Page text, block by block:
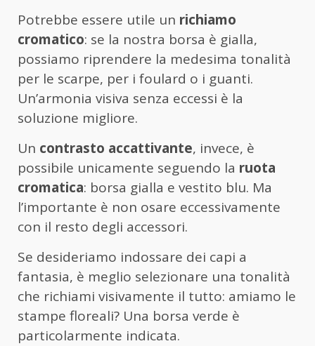
Potrebbe essere utile un richiamo
cromatico: se la nostra borsa è gialla,
possiamo riprendere la medesima tonalità
per le scarpe, per i foulard o i guanti.
Un’armonia visiva senza eccessi è la
soluzione migliore.
Un contrasto accattivante, invece, è
possibile unicamente seguendo la ruota
cromatica: borsa gialla e vestito blu. Ma
l’importante è non osare eccessivamente
con il resto degli accessori.
Se desideriamo indossare dei capi a
fantasia, è meglio selezionare una tonalità
che richiami visivamente il tutto: amiamo le
stampe floreali? Una borsa verde è
particolarmente indicata.